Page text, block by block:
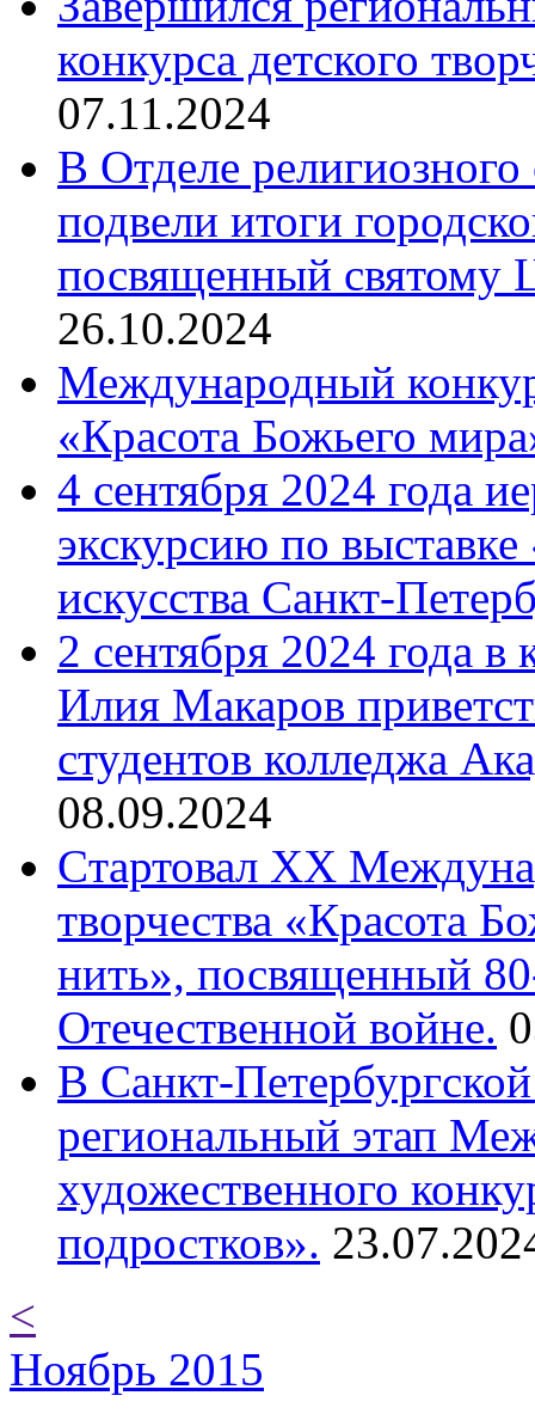
конкурса детского
07.11.2024
В Отделе религиозного
подвели итоги
посвященный святому
26.10.2024
Международный
«Красота Божьего
4 сентября 2024 года
экскурсию по
искусства Санкт-
2 сентября 2024 года
Илия Макаров
студентов колледжа
08.09.2024
Cтартовал XX
творчества «Красота
нить», посвященный
Отечественной войне.
В Санкт-
региональный этап
художественного
подростков».
<
Ноябрь 2015